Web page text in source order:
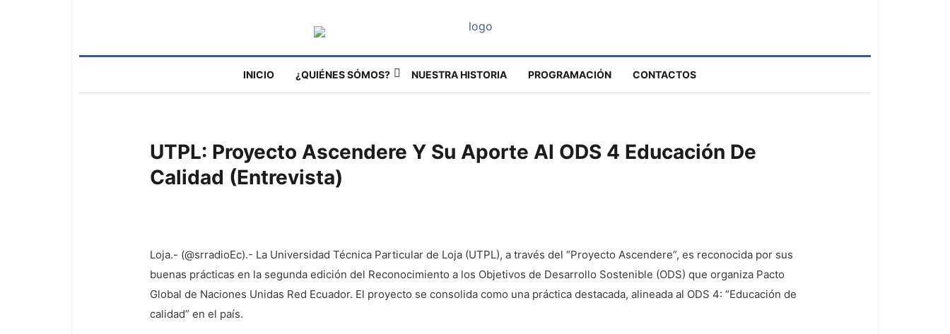
INICIO ¿QUIÉNES SÓMOS? NUESTRA HISTORIA PROGRAMACIÓN CONTACTOS
UTPL: Proyecto Ascendere Y Su Aporte Al ODS 4 Educación De
Calidad (Entrevista)
Loja.- (@srradioEc).- La Universidad Técnica Particular de Loja (UTPL), a través del “Proyecto Ascendere”, es reconocida por sus
buenas prácticas en la segunda edición del Reconocimiento a los Objetivos de Desarrollo Sostenible (ODS) que organiza Pacto
Global de Naciones Unidas Red Ecuador. El proyecto se consolida como una práctica destacada, alineada al ODS 4: “Educación de
calidad” en el país.